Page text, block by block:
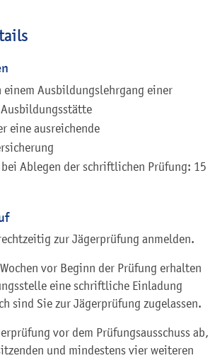
einem Ausbildungslehrgang einer
eine ausreichende
Ablegen der schriftlichen Prüfung: 15
zur Jägerprüfung anmelden.
vor Beginn der Prüfung erhalten
eine schriftliche Einladung
sind Sie zur Jägerprüfung zugelassen.
vor dem Prüfungsausschuss ab,
und mindestens vier weiteren